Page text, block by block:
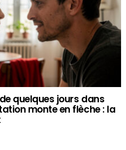
quelques jours dans
monte en flèche : la